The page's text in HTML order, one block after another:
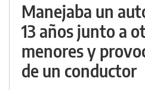
Manejaba un
13 años junto a
menores y
de un conductor